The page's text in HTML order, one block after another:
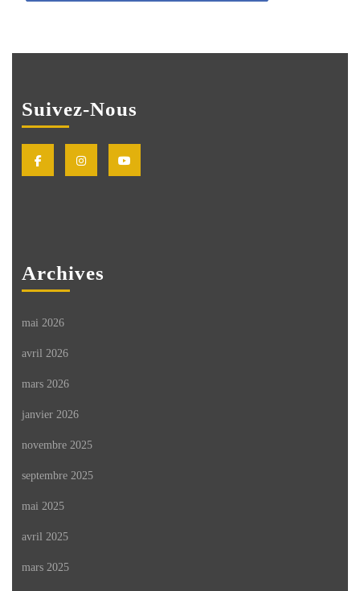
Suivez-Nous
Facebook Instagram
Archives
mai 2026
avril 2026
mars 2026
janvier 2026
novembre 2025
septembre 2025
mai 2025
avril 2025
mars 2025